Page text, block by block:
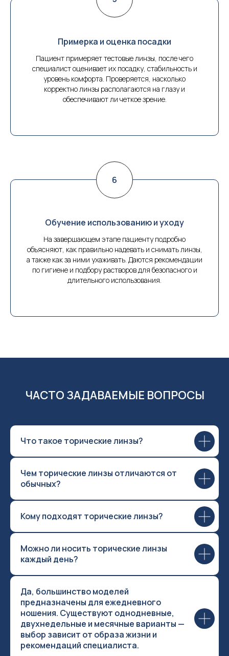
Примерка и оценка посадки
Пациент примеряет тестовые линзы, после чего
специалист оценивает их посадку, стабильность и
уровень комфорта. Проверяется, насколько
корректно линзы располагаются на глазу и
обеспечивают ли четкое зрение.
Обучение использованию и уходу
На завершающем этапе пациенту подробно
объясняют, как правильно надевать и снимать линзы,
а также как за ними ухаживать. Даются рекомендации
по гигиене и подбору растворов для безопасного и
длительного использования.
ЧАСТО ЗАДАВАЕМЫЕ ВОПРОСЫ
Что такое торические линзы?
Чем торические линзы отличаются от
обычных?
Кому подходят торические линзы?
Можно ли носить торические линзы
каждый день?
Да, большинство моделей
предназначены для ежедневного
ношения. Существуют однодневные,
двухнедельные и месячные варианты —
выбор зависит от образа жизни и
рекомендаций специалиста.